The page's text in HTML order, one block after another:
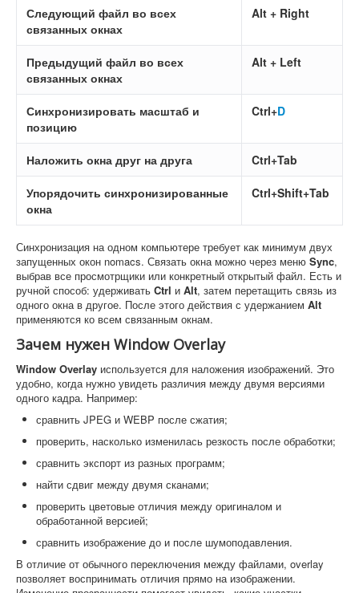
Следующий файл во всех
связанных окнах
Alt + Right
Предыдущий файл во всех
связанных окнах
Alt + Left
Синхронизировать масштаб и
позицию
Ctrl+D
Наложить окна друг на друга Ctrl+Tab
Упорядочить синхронизированные
окна
Ctrl+Shift+Tab
Синхронизация на одном компьютере требует как минимум двух
запущенных окон nomacs. Связать окна можно через меню Sync,
выбрав все просмотрщики или конкретный открытый файл. Есть и
ручной способ: удерживать Ctrl и Alt, затем перетащить связь из
одного окна в другое. После этого действия с удержанием Alt
применяются ко всем связанным окнам.
Зачем нужен Window Overlay
Window Overlay используется для наложения изображений. Это
удобно, когда нужно увидеть различия между двумя версиями
одного кадра. Например:
сравнить JPEG и WEBP после сжатия;
проверить, насколько изменилась резкость после обработки;
сравнить экспорт из разных программ;
найти сдвиг между двумя сканами;
проверить цветовые отличия между оригиналом и
обработанной версией;
сравнить изображение до и после шумоподавления.
В отличие от обычного переключения между файлами, overlay
позволяет воспринимать отличия прямо на изображении.